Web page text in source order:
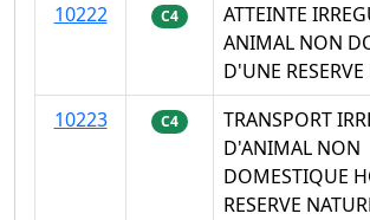
10222
C4
ATTEINTE
ANIMAL NON
D'UNE
10223
C4
TRANSPORT
D'ANIMAL NON
DOMESTIQUE
RESERVE